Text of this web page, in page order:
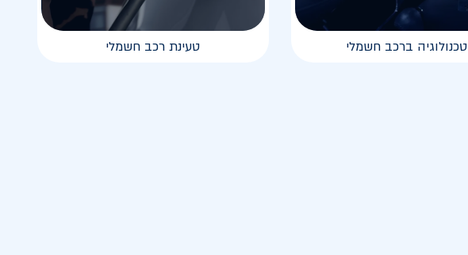
טכנולוגיה ברכב חשמלי טעינת רכב חשמלי